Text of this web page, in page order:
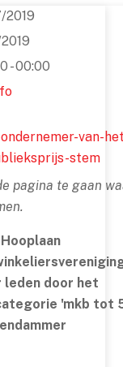
2019
- 00:00
pagina te gaan
leden door het
'mkb tot